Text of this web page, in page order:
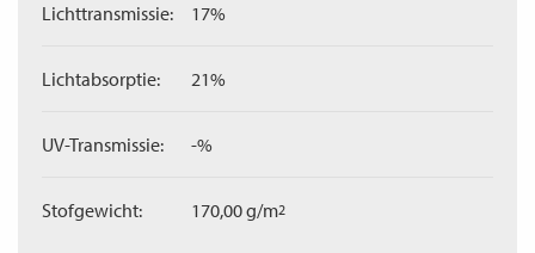
Lichttransmissie: 17%
Lichtabsorptie: 21%
UV-Transmissie: -%
Stofgewicht: 170,00 g/m2